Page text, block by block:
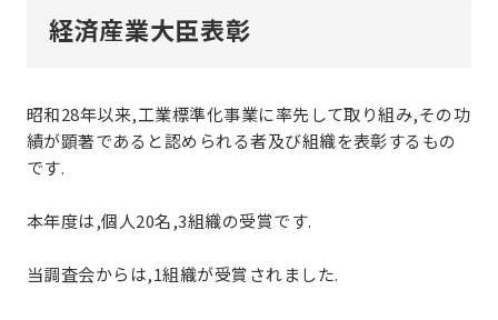
経済産業大臣表彰
昭和28年以来,工業標準化事業に率先して取り組み,その功
績が顕著であると認められる者及び組織を表彰するもの
です.
本年度は,個人20名,3組織の受賞です.
当調査会からは,1組織が受賞されました.